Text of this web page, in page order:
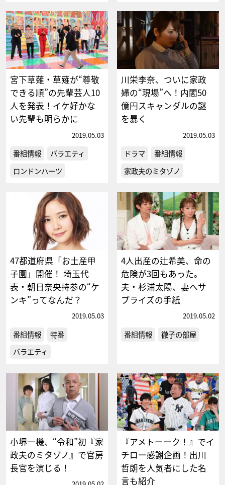
宮下草薙・草薙が“尊敬
できる順”の先輩芸人10
人を発表！イケ好かな
い先輩も明らかに
2019.05.03
番組情報
バラエティ
ロンドンハーツ
川栄李奈、ついに家政
婦の“現場”へ！内閣50
億円スキャンダルの謎
を暴く
2019.05.03
ドラマ
番組情報
家政夫のミタゾノ
47都道府県「お土産甲
子園」開催！ 埼玉代
表・朝日奈央持参の“ケ
ンキ”ってなんだ？
2019.05.03
番組情報
特番
バラエティ
4人出産の辻希美、命の
危険が3回もあった。
夫・杉浦太陽、妻へサ
プライズの手紙
2019.05.02
番組情報 徹子の部屋
小堺一機、“令和”初『家
政夫のミタゾノ』で官房
長官を演じる！
『アメトーーク！』でイ
チロー感謝企画！出川
哲朗を人気者にした名
言も紹介